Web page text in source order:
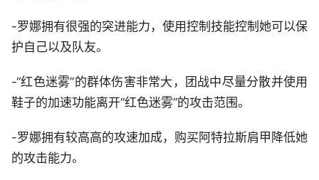
-罗娜拥有很强的突进能力，使用控制技能控制她可以保
护自己以及队友。
-“红色迷雾”的群体伤害非常大，团战中尽量分散并使用
鞋子的加速功能离开“红色迷雾”的攻击范围。
-罗娜拥有较高高的攻速加成，购买阿特拉斯肩甲降低她
的攻击能力。